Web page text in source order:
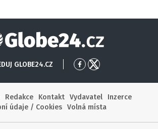
Globe24
GLOBE24.CZ
Přejít
Facebook
Přejít
X
Redakce Kontakt Vydavatel
Inzerce
údaje / Cookies
Volná místa